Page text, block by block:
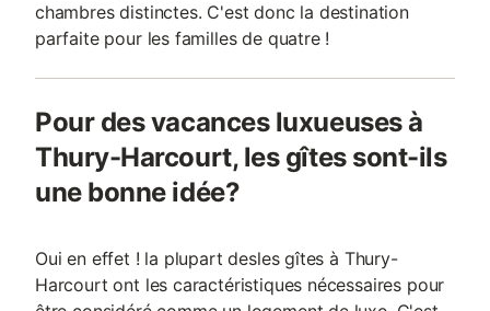
chambres distinctes. C'est donc la destination
parfaite pour les familles de quatre !
Pour des vacances luxueuses à
Thury-Harcourt, les gîtes sont-ils
une bonne idée?
Oui en effet ! la plupart desles gîtes à Thury-
Harcourt ont les caractéristiques nécessaires pour